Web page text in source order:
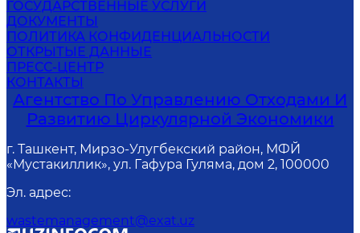
ГОСУДАРСТВЕННЫЕ УСЛУГИ
ДОКУМЕНТЫ
ПОЛИТИКА КОНФИДЕНЦИАЛЬНОСТИ
ОТКРЫТЫЕ ДАННЫЕ
ПРЕСС-ЦЕНТР
КОНТАКТЫ
Агентство По Управлению Отходами И
Развитию Циркулярной Экономики
г. Ташкент, Мирзо-Улугбекский район, МФЙ
«Мустакиллик», ул. Гафура Гуляма, дом 2, 100000
Эл. адрес:
wastemanagement@exat.uz